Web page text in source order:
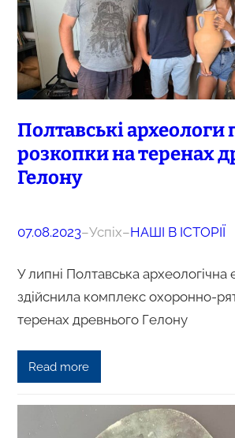
Полтавські археологи
розкопки на теренах
Гелону
07.08.2023–Успіх–НАШІ В ІСТОРІЇ
У липні Полтавська археологічна
здійснила комплекс охоронно-
теренах древнього Гелону
Read more